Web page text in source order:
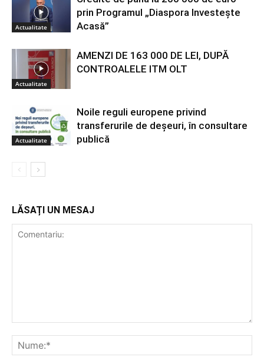
Actualitate
prin Programul „Diaspora Investește
Acasă”
Actualitate
AMENZI DE 163 000 DE LEI, DUPĂ
CONTROALELE ITM OLT
Actualitate
Noile reguli europene privind
transferurile de deșeuri, în consultare
publică
LĂSAȚI UN MESAJ